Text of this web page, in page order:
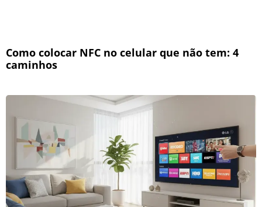
Como colocar NFC no celular que não tem: 4
caminhos